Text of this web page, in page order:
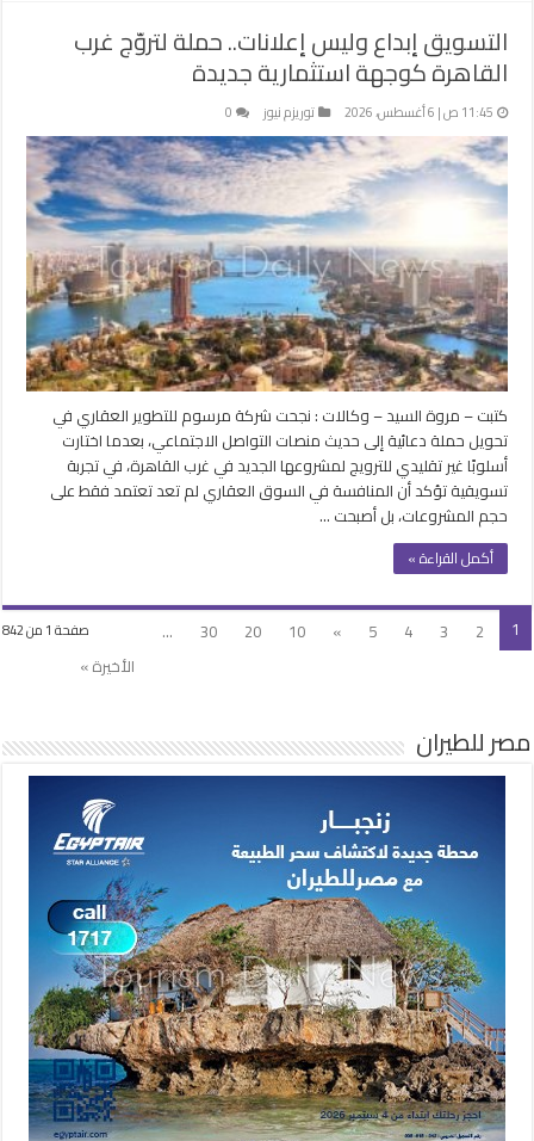
التسويق إبداع وليس إعلانات.. حملة لتروّج غرب
القاهرة كوجهة استثمارية جديدة
11:45 ص | 6 أغسطس، 2026 توريزم نيوز 0
كتبت – مروة السيد – وكالات : نجحت شركة مرسوم للتطوير العقاري في
تحويل حملة دعائية إلى حديث منصات التواصل الاجتماعي، بعدما اختارت
أسلوبًا غير تقليدي للترويج لمشروعها الجديد في غرب القاهرة، في تجربة
تسويقية تؤكد أن المنافسة في السوق العقاري لم تعد تعتمد فقط على
حجم المشروعات، بل أصبحت …
أكمل القراءة »
صفحة 1 من 842 1
2
3
4
5
»
10
20
30
...
الأخيرة »
مصر للطيران